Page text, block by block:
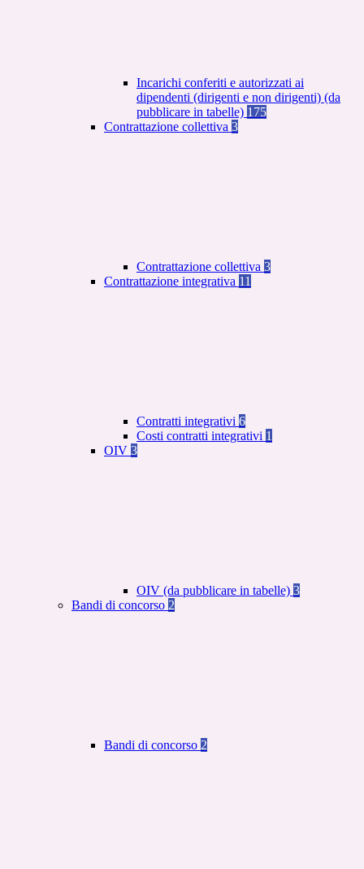
Incarichi conferiti e autorizzati ai
dipendenti (dirigenti e non dirigenti) (da
pubblicare in tabelle) 175
Contrattazione collettiva 3
Contrattazione collettiva 3
Contrattazione integrativa 11
Contratti integrativi 6
Costi contratti integrativi 1
OIV 3
OIV (da pubblicare in tabelle) 3
Bandi di concorso 2
Bandi di concorso 2